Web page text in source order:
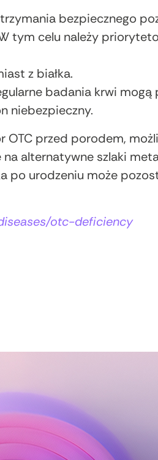
bezpiecznego
tym celu należy
z białka.
badania krwi
niebezpieczny.
przed porodem,
alternatywne szlaki
po urodzeniu może
otc-deficiency